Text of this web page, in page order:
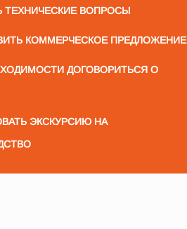
ТЕХНИЧЕСКИЕ ВОПРОСЫ
КОММЕРЧЕСКОЕ ПРЕДЛОЖЕНИЕ
ДОГОВОРИТЬСЯ О
ЭКСКУРСИЮ НА